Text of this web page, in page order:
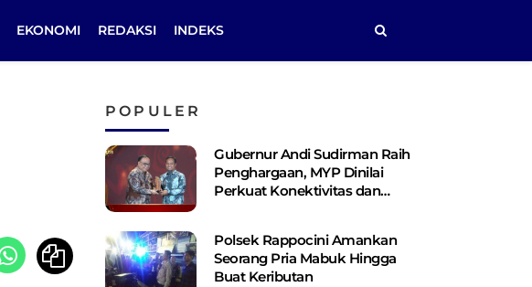
EKONOMI REDAKSI INDEKS
POPULER
Gubernur Andi Sudirman Raih
Penghargaan, MYP Dinilai
Perkuat Konektivitas dan
Polsek Rappocini Amankan
Seorang Pria Mabuk Hingga
Buat Keributan